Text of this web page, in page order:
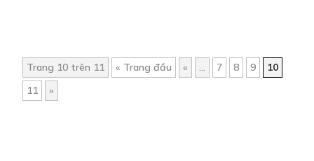
Trang 10 trên 11 « Trang đầu « ... 7 8 9
10
11
»